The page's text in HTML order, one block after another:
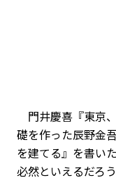
門井慶喜『東京
礎を作った辰野金
を建てる』を書い
必然といえるだろう